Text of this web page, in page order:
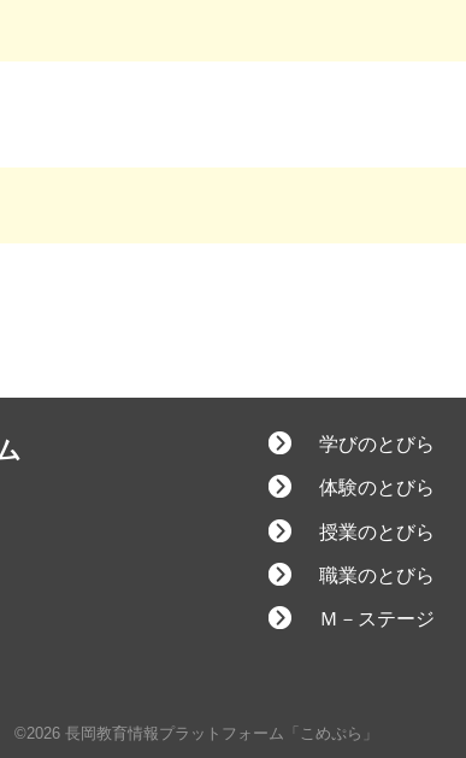
学びのとびら
体験のとびら
授業のとびら
職業のとびら
Ｍ－ステージ
©2026 長岡教育情報プラットフォーム「こめぷら」